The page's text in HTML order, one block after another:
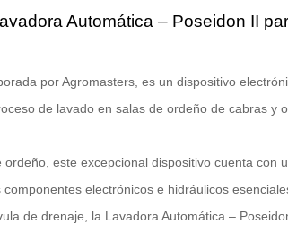
Automática – Poseidon II
por Agromasters, es un dispositivo
de lavado en salas de ordeño de cabras y
este excepcional dispositivo cuenta con
electrónicos e hidráulicos
de drenaje, la Lavadora Automática –